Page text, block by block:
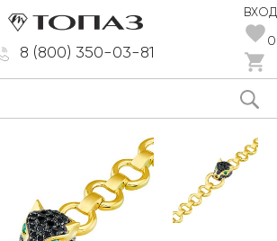
8 (800) 350-03-81
ВХОД
0